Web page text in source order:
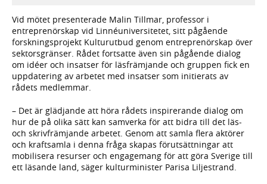
Vid mötet presenterade Malin Tillmar, professor i
entreprenörskap vid Linnéuniversitetet, sitt pågående
forskningsprojekt Kulturutbud genom entreprenörskap över
sektorsgränser. Rådet fortsatte även sin pågående dialog
om idéer och insatser för läsfrämjande och gruppen fick en
uppdatering av arbetet med insatser som initierats av
rådets medlemmar.
– Det är glädjande att höra rådets inspirerande dialog om
hur de på olika sätt kan samverka för att bidra till det läs-
och skrivfrämjande arbetet. Genom att samla flera aktörer
och kraftsamla i denna fråga skapas förutsättningar att
mobilisera resurser och engagemang för att göra Sverige till
ett läsande land, säger kulturminister Parisa Liljestrand.